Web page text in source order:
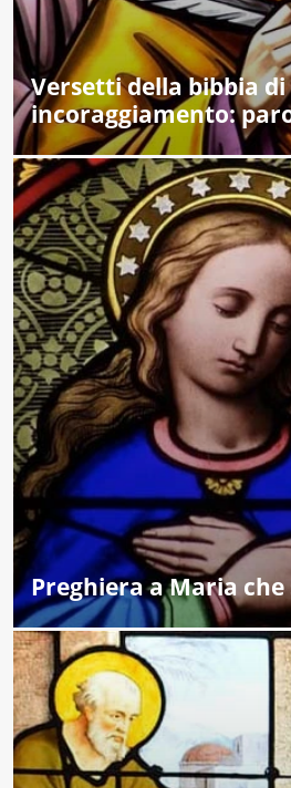
Versetti della bibbia di
incoraggiamento:
Preghiera a Maria